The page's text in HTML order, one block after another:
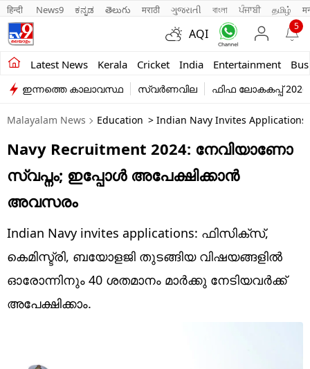
हिन्दी News9 ಕನ್ನಡ తెలుగు मराठी ગુજરાતી বাংলা ਪੰਜਾਬੀ தமிழ்
AQI
5
Latest News Kerala Cricket India Entertainment
Kerala
India
Entertainment
Business
Education
Lifestyle
world
Technology
ഇന്നത്തെ കാലാവസ്ഥ സ്വർണവില ഫിഫ ലോകകപ്പ് 2026
Malayalam News Education > Indian Navy Invites Applications
Navy Recruitment 2024: നേവിയാണോ
സ്വപ്നം; ഇപ്പോൾ അപേക്ഷിക്കാൻ
അവസരം
Indian Navy invites applications: ഫിസിക്‌സ്,
കെമിസ്ട്രി, ബയോളജി തുടങ്ങിയ വിഷയങ്ങളിൽ
ഓരോന്നിനും 40 ശതമാനം മാർക്കു നേടിയവർക്ക്
അപേക്ഷിക്കാം.